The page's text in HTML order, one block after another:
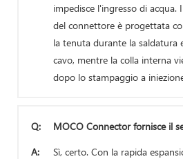
impedisce l'ingresso di acqua.
del connettore è progettata
la tenuta durante la saldatura
cavo, mentre la colla interna
dopo lo stampaggio a
Q:
MOCO Connector fornisce il
A:
Sì, certo. Con la rapida